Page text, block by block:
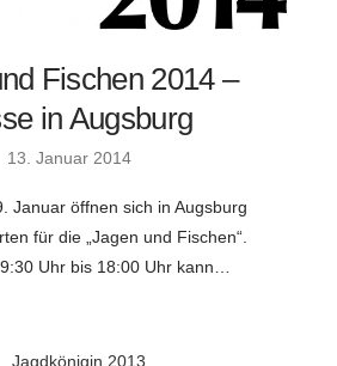
Fischen 2014 –
in Augsburg
13. Januar 2014
Januar öffnen sich in Augsburg
für die „Jagen und Fischen“.
Uhr bis 18:00 Uhr kann…